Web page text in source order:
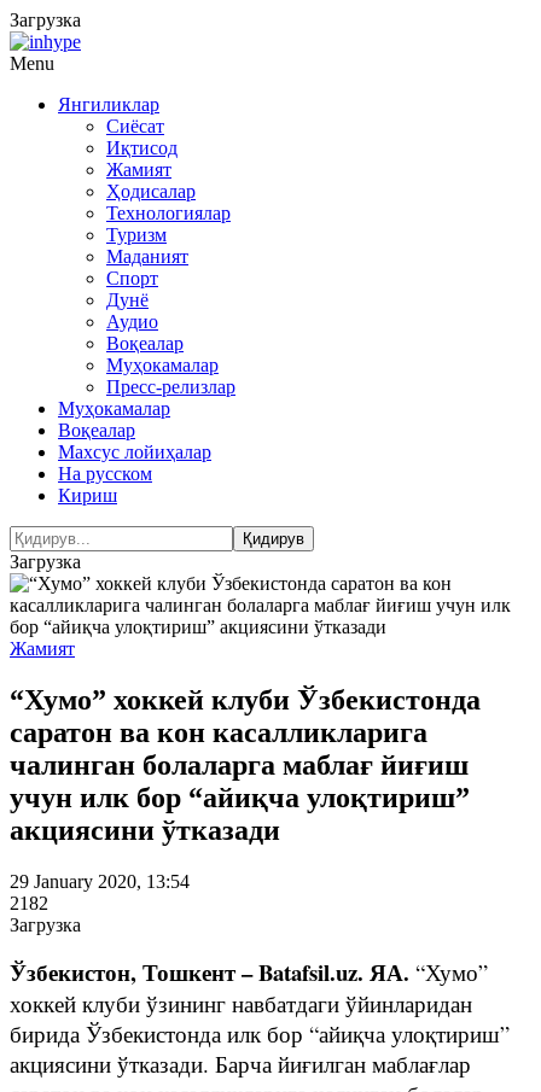
Загрузка
Menu
Янгиликлар
Сиёсат
Иқтисод
Жамият
Ҳодисалар
Технологиялар
Туризм
Маданият
Спорт
Дунё
Аудио
Воқеалар
Муҳокамалар
Пресс-релизлар
Муҳокамалар
Воқеалар
Махсус лойиҳалар
На русском
Кириш
Загрузка
Жамият
“Хумо” хоккей клуби Ўзбекистонда
саратон ва кон касалликларига
чалинган болаларга маблағ йиғиш
учун илк бор “айиқча улоқтириш”
акциясини ўтказади
29 January 2020, 13:54
2182
Загрузка
Ўзбекистон, Тошкент – Batafsil.uz. ЯА. “Хумо”
хоккей клуби ўзининг навбатдаги ўйинларидан
бирида Ўзбекистонда илк бор “айиқча улоқтириш”
акциясини ўтказади. Барча йиғилган маблағлар